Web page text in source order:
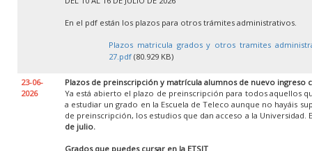
En el pdf están los plazos para otros trámites administrativos.
Plazos matricula grados y otros tramites
27.pdf (80.929 KB)
23-06-
2026
Plazos de preinscripción y matrícula alumnos de nuevo ingreso
Ya está abierto el plazo de preinscripción para todos aquellos
a estudiar un grado en la Escuela de Teleco aunque no hayáis
de preinscripción, los estudios que dan acceso a la Universidad.
de julio.
Grados que puedes cursar en la ETSIT